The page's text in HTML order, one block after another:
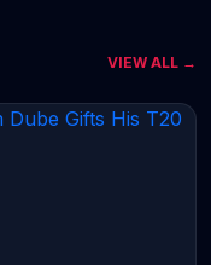
VIEW ALL →